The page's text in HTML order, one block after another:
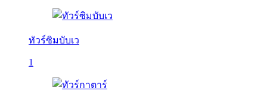
ทัวร์ซิมบับเว
1